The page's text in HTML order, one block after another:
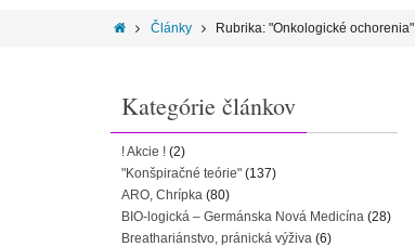
Články Rubrika: "Onkologické ochorenia"
Kategórie článkov
! Akcie ! (2)
"Konšpiračné teórie" (137)
ARO, Chrípka (80)
BIO-logická – Germánska Nová Medicína (28)
Breathariánstvo, pránická výživa (6)